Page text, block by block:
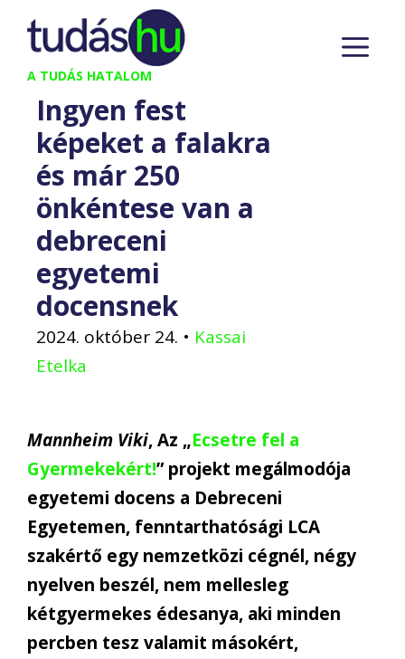
Kilépés
tartalomba
A TUDÁS HATALOM
Ingyen fest
képeket a falakra
és már 250
önkéntese van a
debreceni
egyetemi
docensnek
2024. október 24. • Kassai
Etelka
Mannheim Viki, Az „Ecsetre fel a
Gyermekekért!” projekt megálmodója
egyetemi docens a Debreceni
Egyetemen, fenntarthatósági LCA
szakértő egy nemzetközi cégnél, négy
nyelven beszél, nem mellesleg
kétgyermekes édesanya, aki minden
percben tesz valamit másokért,